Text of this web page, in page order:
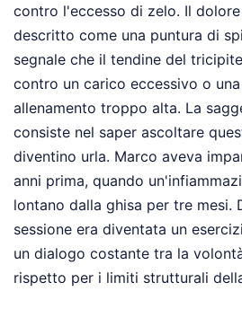
contro l'eccesso di zelo. Il
descritto come una puntura di
segnale che il tendine del
contro un carico eccessivo o
allenamento troppo alta. La
consiste nel saper ascoltare
diventino urla. Marco aveva
anni prima, quando
lontano dalla ghisa per tre mesi.
sessione era diventata un
un dialogo costante tra la
rispetto per i limiti strutturali